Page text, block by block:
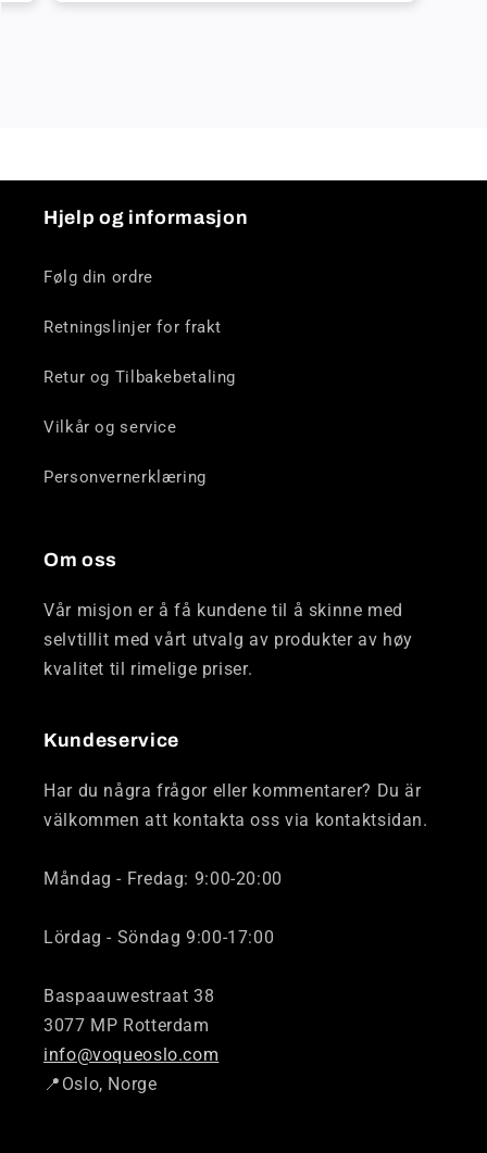
Hjelp og informasjon
Følg din ordre
Retningslinjer for frakt
Retur og Tilbakebetaling
Vilkår og service
Personvernerklæring
Om oss
Vår misjon er å få kundene til å skinne med
selvtillit med vårt utvalg av produkter av høy
kvalitet til rimelige priser.
Kundeservice
Har du några frågor eller kommentarer? Du är
välkommen att kontakta oss via kontaktsidan.
Måndag - Fredag: 9:00-20:00
Lördag - Söndag 9:00-17:00
Baspaauwestraat 38
3077 MP Rotterdam
info@voqueoslo.com
📍Oslo, Norge